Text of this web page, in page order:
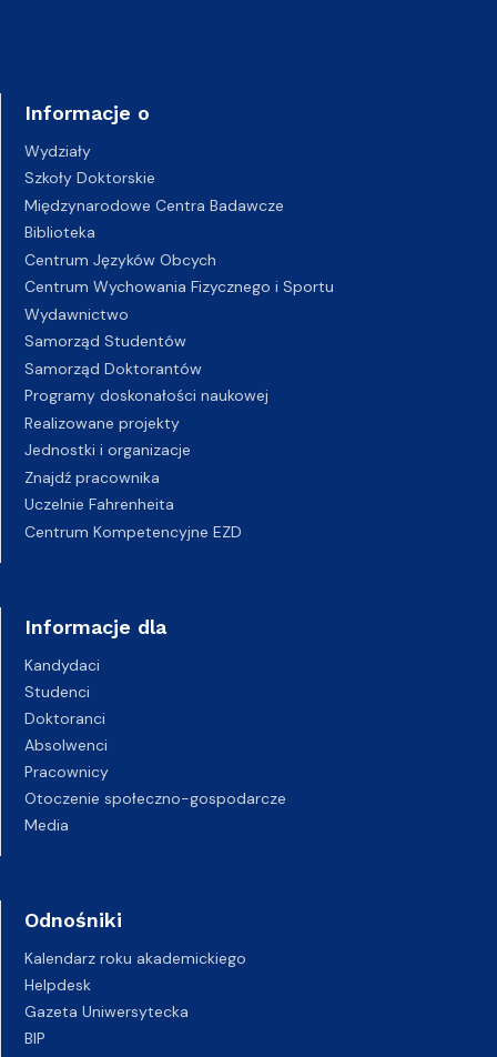
Informacje o
Wydziały
Szkoły Doktorskie
Międzynarodowe Centra Badawcze
Biblioteka
Centrum Języków Obcych
Centrum Wychowania Fizycznego i Sportu
Wydawnictwo
Samorząd Studentów
Samorząd Doktorantów
Programy doskonałości naukowej
Realizowane projekty
Jednostki i organizacje
Znajdź pracownika
Uczelnie Fahrenheita
Centrum Kompetencyjne EZD
Informacje dla
Kandydaci
Studenci
Doktoranci
Absolwenci
Pracownicy
Otoczenie społeczno-gospodarcze
Media
Odnośniki
Kalendarz roku akademickiego
Helpdesk
Gazeta Uniwersytecka
BIP